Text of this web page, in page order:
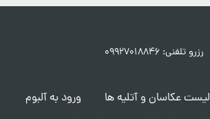
رزرو تلفنی: ۰۹۹۲۷۰۱۸۸۴۶
لیست عکاسان و آتلیه ها
ورود به آلبوم